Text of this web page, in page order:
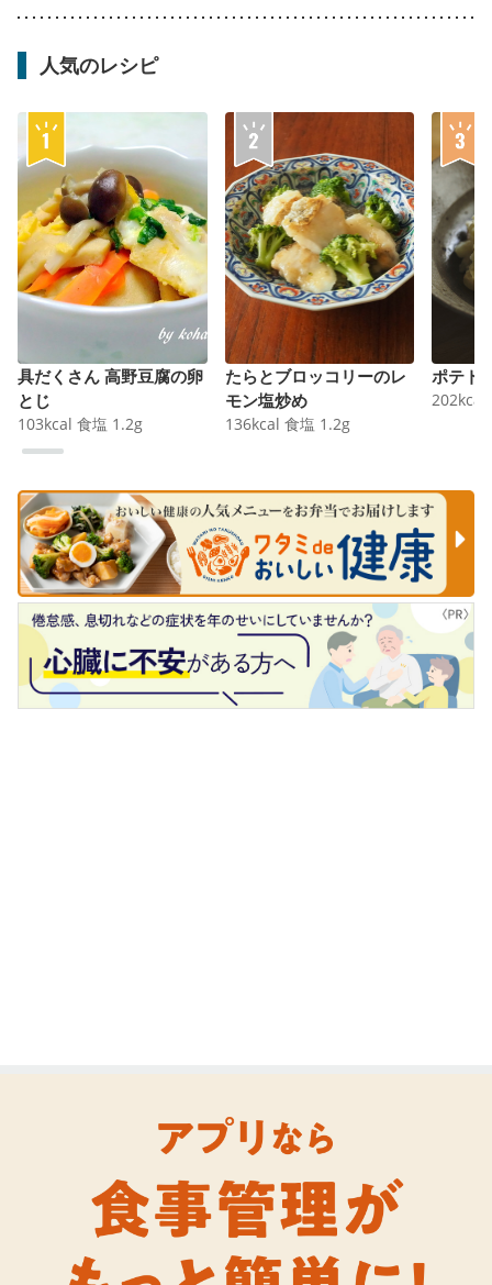
人気のレシピ
具だくさん 高野豆腐の卵
とじ
103kcal 食塩 1.2g
たらとブロッコリーのレ
モン塩炒め
136kcal 食塩 1.2g
ポテト
202kcal